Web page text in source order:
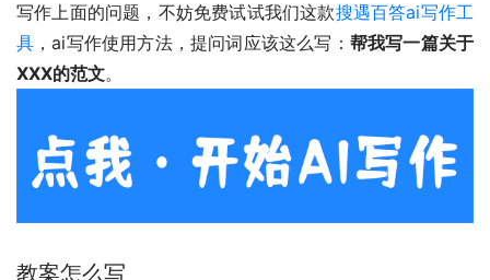
写作上面的问题，不妨免费试试我们这款搜遇百答ai写作工
具 ，ai写作使用方法，提问词应该这么写： 帮我写一篇关于
XXX的范文。
教案怎么写